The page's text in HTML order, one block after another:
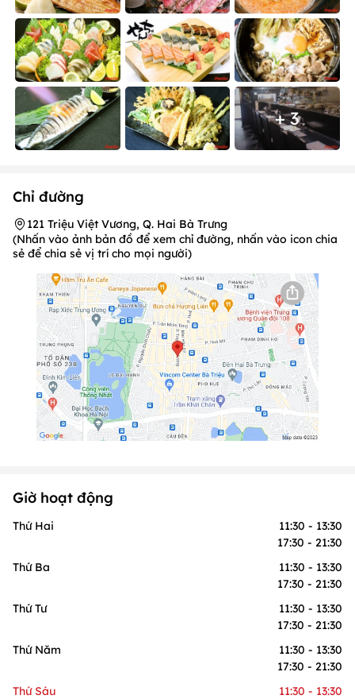
+ 3
Chỉ đường
121 Triệu Việt Vương, Q. Hai Bà Trưng
(Nhấn vào ảnh bản đồ để xem chỉ đường, nhấn vào icon chia
sẻ để chia sẻ vị trí cho mọi người)
Giờ hoạt động
Thứ Hai
11:30 - 13:30
17:30 - 21:30
Thứ Ba
11:30 - 13:30
17:30 - 21:30
Thứ Tư
11:30 - 13:30
17:30 - 21:30
Thứ Năm
11:30 - 13:30
17:30 - 21:30
Thứ Sáu
11:30 - 13:30